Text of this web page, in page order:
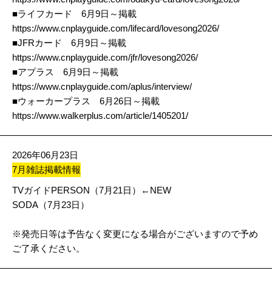
■ライフカード 6月9日～掲載
https://www.cnplayguide.com/lifecard/lovesong2026/
■JFRカード 6月9日～掲載
https://www.cnplayguide.com/jfr/lovesong2026/
■アプラス 6月9日～掲載
https://www.cnplayguide.com/aplus/interview/
■ウォーカープラス 6月26日～掲載
https://www.walkerplus.com/article/1405201/
2026年06月23日
7月雑誌掲載情報
TVガイドPERSON（7月21日）←NEW
SODA（7月23日）
※発売日等は予告なく変更になる場合がございますので予め
ご了承ください。